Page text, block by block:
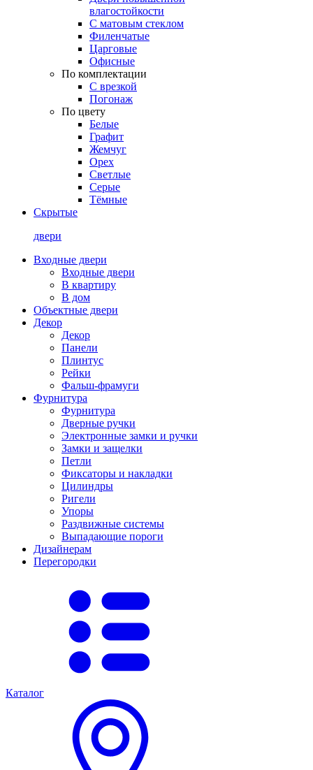
влагостойкости
С матовым стеклом
Филенчатые
Царговые
Офисные
По комплектации
С врезкой
Погонаж
По цвету
Белые
Графит
Жемчуг
Орех
Светлые
Серые
Тёмные
Скрытые
двери
Входные двери
Входные двери
В квартиру
В дом
Объектные двери
Декор
Декор
Панели
Плинтус
Рейки
Фальш-фрамуги
Фурнитура
Фурнитура
Дверные ручки
Электронные замки и ручки
Замки и защелки
Петли
Фиксаторы и накладки
Цилиндры
Ригели
Упоры
Раздвижные системы
Выпадающие пороги
Дизайнерам
Перегородки
Каталог